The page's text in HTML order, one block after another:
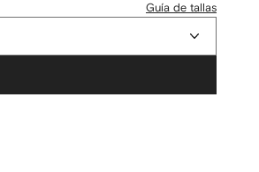
Guía de tallas